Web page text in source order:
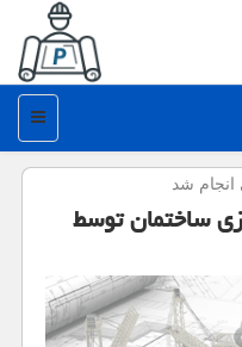
منو
شد
ساختمان توسط